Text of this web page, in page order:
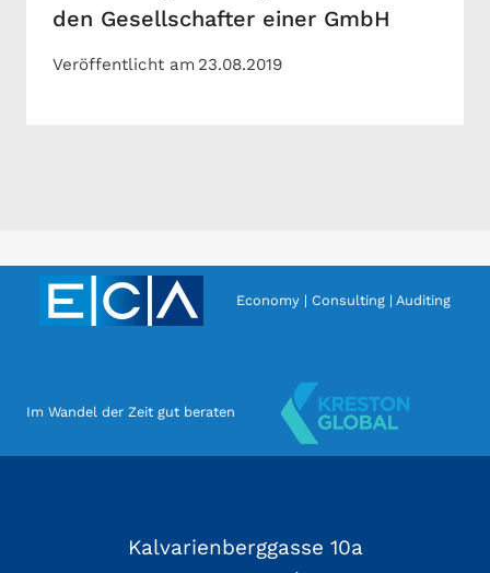
den Gesellschafter einer GmbH
Veröffentlicht am 23.08.2019
Economy | Consulting | Auditing
Im Wandel der Zeit gut beraten
Kalvarienberggasse 10a